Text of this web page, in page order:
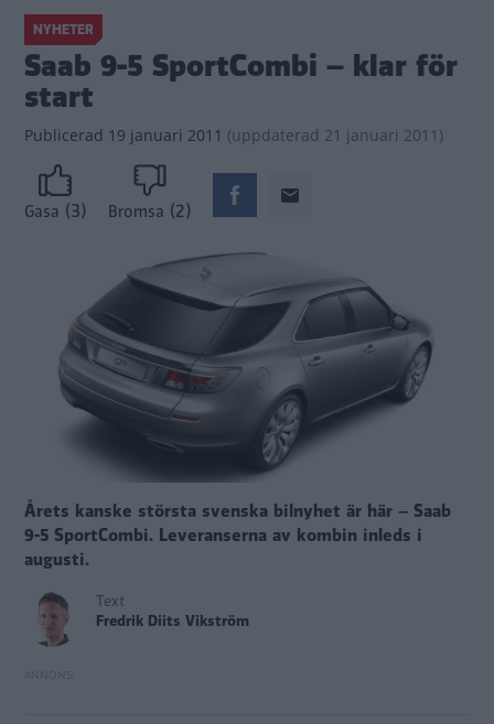
NYHETER
Saab 9-5 SportCombi – klar för
start
Publicerad 19 januari 2011 (uppdaterad 21 januari 2011)
Gasa (3) Bromsa (2)
Årets kanske största svenska bilnyhet är här – Saab
9-5 SportCombi. Leveranserna av kombin inleds i
augusti.
Text
Fredrik Diits Vikström